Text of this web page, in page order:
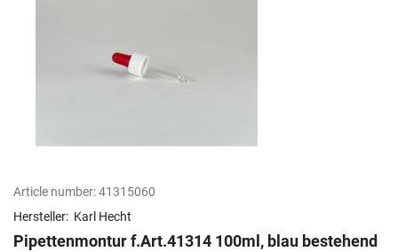
Article number:41315060
Hersteller: Karl Hecht
Pipettenmontur f.Art.41314 100ml, blau bestehend